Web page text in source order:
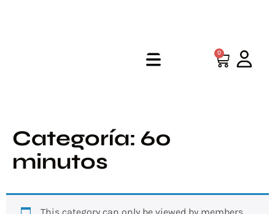
0
Categoría: 60
minutos